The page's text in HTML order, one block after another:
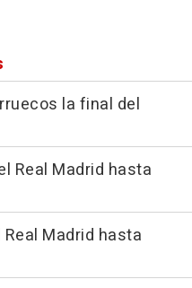
la final del
Real Madrid hasta
Madrid hasta